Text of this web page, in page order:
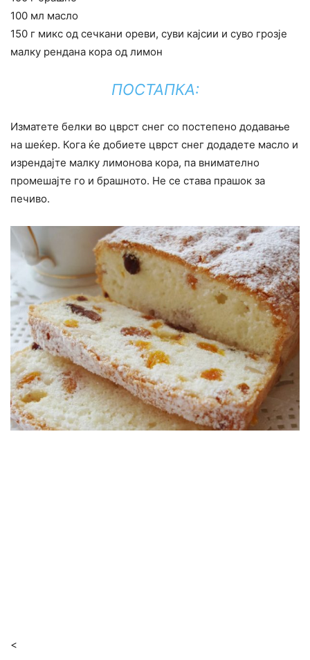
100 мл масло
150 г микс од сечкани ореви, суви кајсии и суво грозје
малку рендана кора од лимон
ПОСТАПКА:
Изматете белки во цврст снег со постепено додавање
на шеќер. Кога ќе добиете цврст снег додадете масло и
изрендајте малку лимонова кора, па внимателно
промешајте го и брашното. Не се става прашок за
печиво.
<